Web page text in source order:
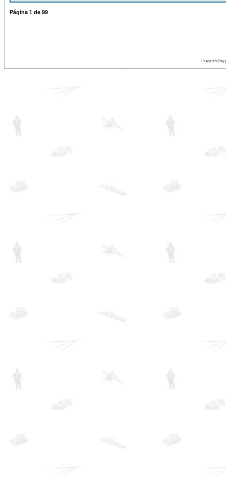
Página 1 de 99
Powered by